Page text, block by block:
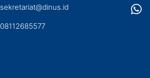
sekretariat@dinus.id
08112685577
